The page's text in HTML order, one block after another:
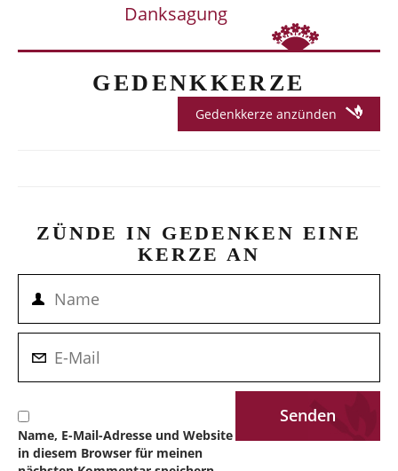
Danksagung
GEDENKKERZE
Gedenkkerze anzünden
ZÜNDE IN GEDENKEN EINE
KERZE AN
Name, E-Mail-Adresse und Website
in diesem Browser für meinen